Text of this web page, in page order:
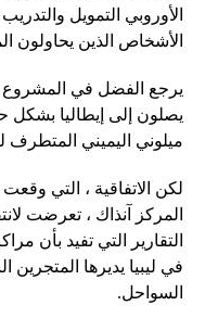
الأوروبي التمويل
الأشخاص الذين يحاولون
يرجع الفضل في المشروع
يصلون إلى إيطاليا بشكل
ميلوني اليميني المتطرف
المركز آنذاك ، تعرضت
التقارير التي تفيد بأن
في ليبيا يديرها
السواحل.